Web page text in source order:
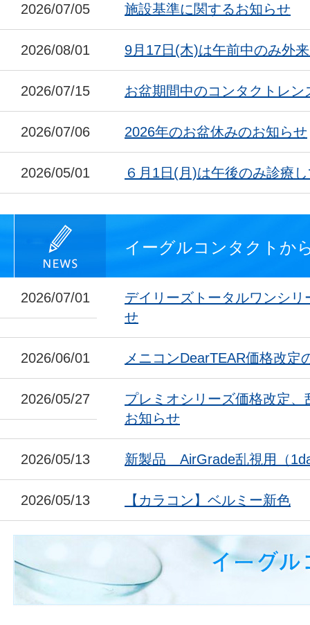
2026/07/05 施設基準に関するお知らせ
2026/08/01 9月17日(木)は午前中のみ外
2026/07/15 お盆期間中のコンタクトレン
2026/07/06 2026年のお盆休みのお知らせ
2026/05/01 ６月1日(月)は午後のみ診療
イーグルコンタクトか
2026/07/01
デイリーズトータルワンシ
せ
2026/06/01 メニコンDearTEAR価格改定
2026/05/27
プレミオシリーズ価格改定
お知らせ
2026/05/13 新製品 AirGrade乱視用（
2026/05/13 【カラコン】ベルミー新色